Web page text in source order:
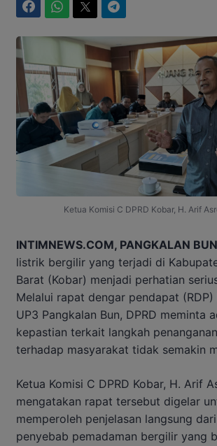
Ketua Komisi C DPRD Kobar, H. Arif
INTIMNEWS.COM, PANGKALAN
listrik bergilir yang terjadi di
Barat (Kobar) menjadi perhatian
Melalui rapat dengar pendapat (RDP)
UP3 Pangkalan Bun, DPRD meminta
kepastian terkait langkah
terhadap masyarakat tidak semakin
Ketua Komisi C DPRD Kobar, H. Arif
mengatakan rapat tersebut digelar
memperoleh penjelasan langsung
penyebab pemadaman bergilir yang